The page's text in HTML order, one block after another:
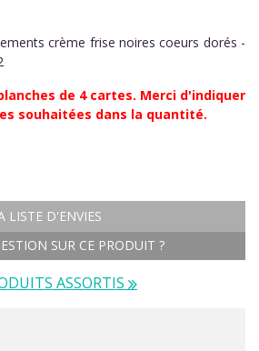
crème frise noires coeurs dorés -
de 4 cartes. Merci d'indiquer
souhaitées dans la quantité.
LISTE D'ENVIES
SUR CE PRODUIT ?
ASSORTIS